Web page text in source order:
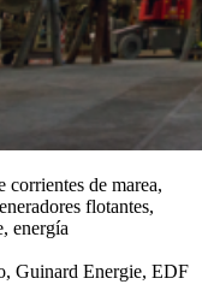
corrientes de marea,
flotantes,
energía
Guinard Energie, EDF